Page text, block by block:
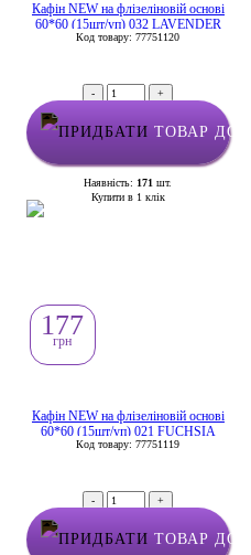
Кафін NEW на флізеліновій основі
60*60 (15шт/уп) 032 LAVENDER
Код товару: 77751120
- +
ТОВАР
Наявність: 171 шт.
Купити в 1 клік
Кафін NEW на флізеліновій основі
60*60 (15шт/уп) 021 FUCHSIA
Код товару: 77751119
177
грн
- +
ТОВАР